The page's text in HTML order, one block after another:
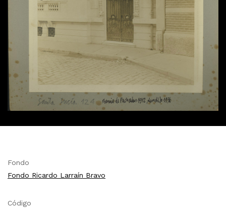
Fondo
Fondo Ricardo Larraín Bravo
Código